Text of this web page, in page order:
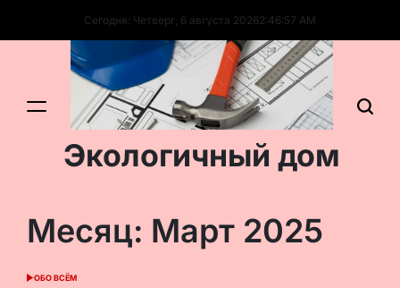
содержимому
Сегодня: Четверг, 6 августа 20262:46:57 AM
Экологичный дом
Месяц: Март 2025
ОПУБЛИКОВАНО
ОБО ВСЁМ